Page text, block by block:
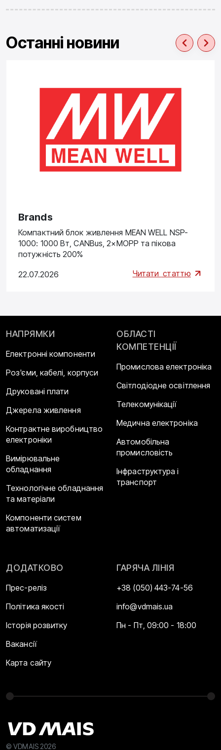
Останні новини
Brands
Компактний блок живлення MEAN WELL NSP-
1000: 1000 Вт, CANBus, 2×MOPP та пікова
потужність 200%
22.07.2026 Читати статтю
НАПРЯМКИ
Електронні компоненти
Роз'єми, кабелі, корпуси
Друковані плати
Джерела живлення
Контрактне виробництво
електроніки
Вимірювальне
обладнання
Технологічне обладнання
та матеріали
Компоненти систем
автоматизації
ОБЛАСТІ
КОМПЕТЕНЦІЇ
Промислова електроніка
Світлодіодне освітлення
Телекомунікації
Медична електроніка
Автомобільна
промисловість
Інфраструктура і
транспорт
ДОДАТКОВО
Прес-реліз
Політика якості
Історія розвитку
Вакансії
Карта сайту
ГАРЯЧА ЛІНІЯ
+38 (050) 443-74-56
info@vdmais.ua
Пн - Пт, 09:00 - 18:00
© VDMAIS 2026